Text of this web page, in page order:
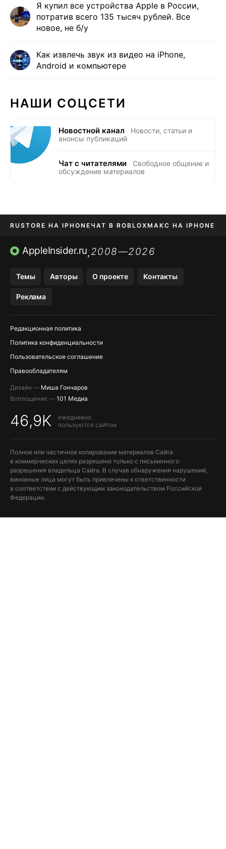
Я купил все устройства Apple в России,
потратив всего 135 тысяч рублей. Все
новое, не б/у
Как извлечь звук из видео на iPhone,
Android и компьютере
НАШИ СОЦСЕТИ
Новостной канал
Новости, статьи и
анонсы публикаций
Чат с читателями
Свободное общение и
обсуждение материалов
RUSTORE НА IPHONE ЧАТ В ROBLOXМАКС НА IPHONE
AVITO НА IPHONEВТБ ОНЛАЙН TIKTOK НА IPHONE
AppleInsider.ru,2008—2026
Темы Авторы О проекте Контакты
Реклама
Редакционная политика
Политика конфиденциальности
Пользовательское соглашение
Правообладателям
Дизайн — Миша Гончаров
Воплощение — 101 Медиа
46,9K
ежедневно
пользуются сайтом
Полное или частичное копирование материалов Сайта
в коммерческих целях разрешено только с письменного
разрешения владельца Сайта. В случае обнаружения нарушений,
виновные лица могут быть привлечены к ответственности
в соответствии с действующим законодательством Российской
Федерации.